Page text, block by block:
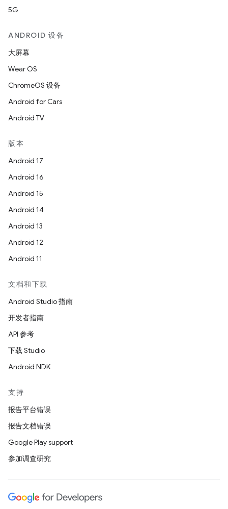
5G
ANDROID 设备
大屏幕
Wear OS
ChromeOS 设备
Android for Cars
Android TV
版本
Android 17
Android 16
Android 15
Android 14
Android 13
Android 12
Android 11
文档和下载
Android Studio 指南
开发者指南
API 参考
下载 Studio
Android NDK
支持
报告平台错误
报告文档错误
Google Play support
参加调查研究